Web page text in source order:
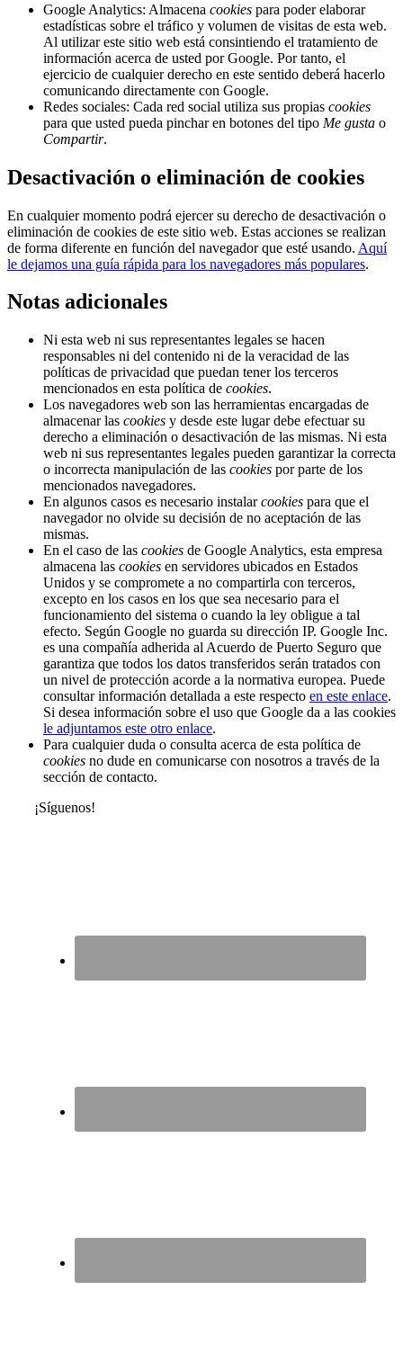
Google Analytics: Almacena cookies para poder elaborar
estadísticas sobre el tráfico y volumen de visitas de esta web.
Al utilizar este sitio web está consintiendo el tratamiento de
información acerca de usted por Google. Por tanto, el
ejercicio de cualquier derecho en este sentido deberá hacerlo
comunicando directamente con Google.
Redes sociales: Cada red social utiliza sus propias cookies
para que usted pueda pinchar en botones del tipo Me gusta o
Compartir.
Desactivación o eliminación de cookies
En cualquier momento podrá ejercer su derecho de desactivación o
eliminación de cookies de este sitio web. Estas acciones se realizan
de forma diferente en función del navegador que esté usando. Aquí
le dejamos una guía rápida para los navegadores más populares.
Notas adicionales
Ni esta web ni sus representantes legales se hacen
responsables ni del contenido ni de la veracidad de las
políticas de privacidad que puedan tener los terceros
mencionados en esta política de cookies.
Los navegadores web son las herramientas encargadas de
almacenar las cookies y desde este lugar debe efectuar su
derecho a eliminación o desactivación de las mismas. Ni esta
web ni sus representantes legales pueden garantizar la correcta
o incorrecta manipulación de las cookies por parte de los
mencionados navegadores.
En algunos casos es necesario instalarcookies para que el
navegador no olvide su decisión de no aceptación de las
mismas.
En el caso de las cookies de Google Analytics, esta empresa
almacena las cookies en servidores ubicados en Estados
Unidos y se compromete a no compartirla con terceros,
excepto en los casos en los que sea necesario para el
funcionamiento del sistema o cuando la ley obligue a tal
efecto. Según Google no guarda su dirección IP. Google Inc.
es una compañía adherida al Acuerdo de Puerto Seguro que
garantiza que todos los datos transferidos serán tratados con
un nivel de protección acorde a la normativa europea. Puede
consultar información detallada a este respecto en este enlace.
Si desea información sobre el uso que Google da a las cookies
le adjuntamos este otro enlace.
Para cualquier duda o consulta acerca de esta política de
cookies no dude en comunicarse con nosotros a través de la
sección de contacto.
¡Síguenos!